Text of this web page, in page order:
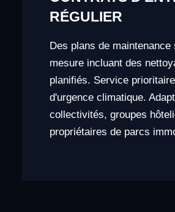
RÉGULIER
Des plans de maintenance
mesure incluant des
planifiés. Service
d'urgence climatique.
collectivités, groupes
propriétaires de parcs